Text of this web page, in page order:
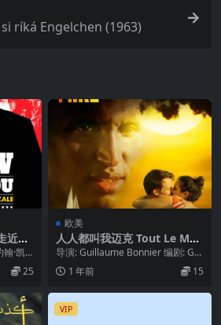
ríká Engelchen (1963)
近约
Yo
·凯
克...
25
欧美
人人都叫我迈克 Tout Le Mon
de M’appelle Mike (2023)
导演: Guillaume Bonnier 编剧: Gui
llaume Bonn...
1 年前 15
VIP